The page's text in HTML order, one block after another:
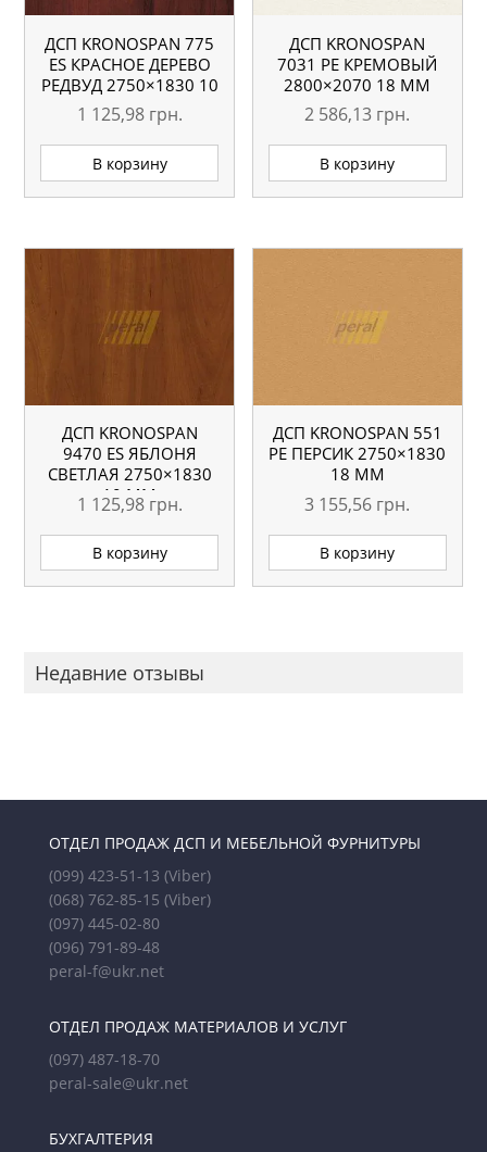
ДСП KRONOSPAN 775
ES КРАСНОЕ ДЕРЕВО
РЕДВУД 2750×1830 10
ММ
1 125,98 грн.
В корзину
ДСП KRONOSPAN
7031 РЕ КРЕМОВЫЙ
2800×2070 18 ММ
2 586,13 грн.
В корзину
ДСП KRONOSPAN
9470 ES ЯБЛОНЯ
СВЕТЛАЯ 2750×1830
10 ММ
1 125,98 грн.
В корзину
ДСП KRONOSPAN 551
РЕ ПЕРСИК 2750×1830
18 ММ
3 155,56 грн.
В корзину
Недавние отзывы
ОТДЕЛ ПРОДАЖ ДСП И МЕБЕЛЬНОЙ ФУРНИТУРЫ
(099) 423-51-13 (Viber)
(068) 762-85-15 (Viber)
(097) 445-02-80
(096) 791-89-48
peral-f@ukr.net
ОТДЕЛ ПРОДАЖ МАТЕРИАЛОВ И УСЛУГ
(097) 487-18-70
peral-sale@ukr.net
БУХГАЛТЕРИЯ